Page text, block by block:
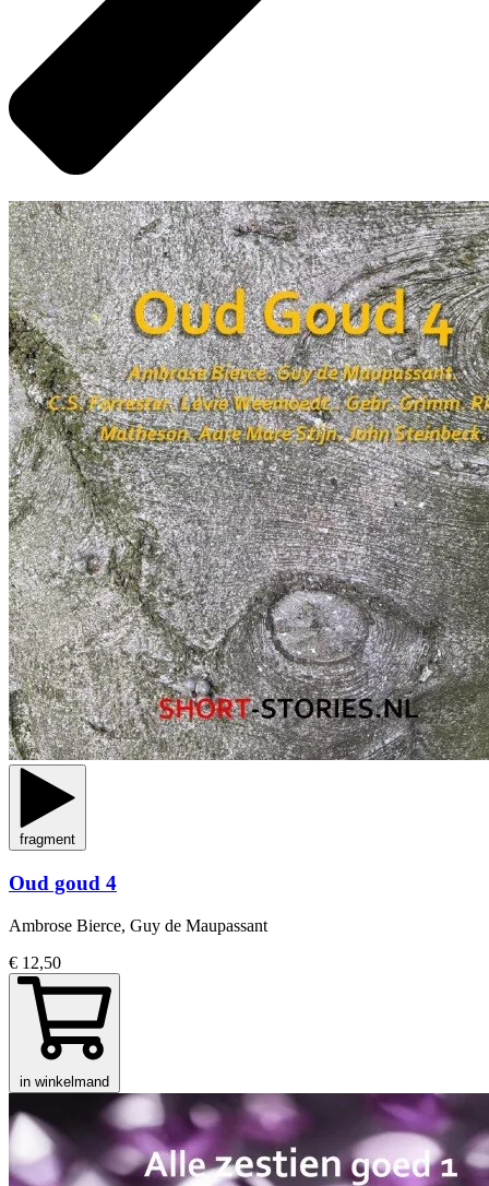
fragment
Oud goud 4
Ambrose Bierce, Guy de Maupassant
€ 12,50
in winkelmand